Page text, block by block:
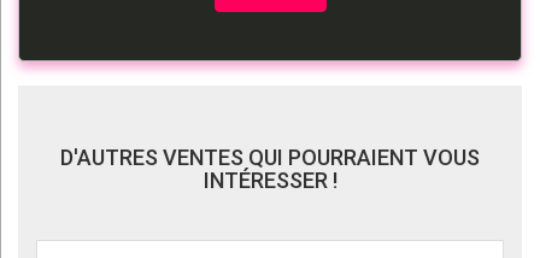
D'AUTRES VENTES QUI POURRAIENT VOUS
INTÉRESSER !